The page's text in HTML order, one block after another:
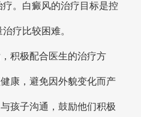
。白癜风的治疗目标是控
疗比较困难。
积极配合医生的治疗方
康，避免因外貌变化而产
孩子沟通，鼓励他们积极